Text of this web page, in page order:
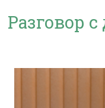
Разговор